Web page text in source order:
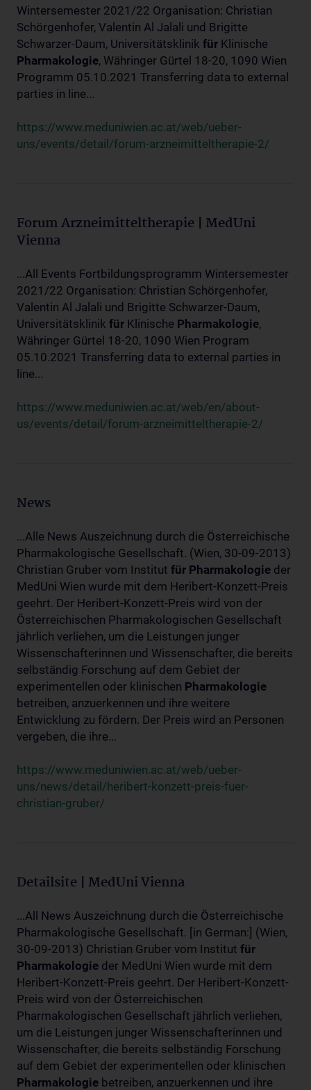
Wintersemester 2021/22 Organisation: Christian
Schörgenhofer, Valentin Al Jalali und Brigitte
Schwarzer-Daum, Universitätsklinik für Klinische
Pharmakologie, Währinger Gürtel 18-20, 1090 Wien
Programm 05.10.2021 Transferring data to external
parties in line...
https://www.meduniwien.ac.at/web/ueber-
uns/events/detail/forum-arzneimitteltherapie-2/
Forum Arzneimitteltherapie | MedUni
Vienna
...All Events Fortbildungsprogramm Wintersemester
2021/22 Organisation: Christian Schörgenhofer,
Valentin Al Jalali und Brigitte Schwarzer-Daum,
Universitätsklinik für Klinische Pharmakologie,
Währinger Gürtel 18-20, 1090 Wien Program
05.10.2021 Transferring data to external parties in
line...
https://www.meduniwien.ac.at/web/en/about-
us/events/detail/forum-arzneimitteltherapie-2/
News
...Alle News Auszeichnung durch die Österreichische
Pharmakologische Gesellschaft. (Wien, 30-09-2013)
Christian Gruber vom Institut für Pharmakologie der
MedUni Wien wurde mit dem Heribert-Konzett-Preis
geehrt. Der Heribert-Konzett-Preis wird von der
Österreichischen Pharmakologischen Gesellschaft
jährlich verliehen, um die Leistungen junger
Wissenschafterinnen und Wissenschafter, die bereits
selbständig Forschung auf dem Gebiet der
experimentellen oder klinischen Pharmakologie
betreiben, anzuerkennen und ihre weitere
Entwicklung zu fördern. Der Preis wird an Personen
vergeben, die ihre...
https://www.meduniwien.ac.at/web/ueber-
uns/news/detail/heribert-konzett-preis-fuer-
christian-gruber/
Detailsite | MedUni Vienna
...All News Auszeichnung durch die Österreichische
Pharmakologische Gesellschaft. [in German:] (Wien,
30-09-2013) Christian Gruber vom Institut für
Pharmakologie der MedUni Wien wurde mit dem
Heribert-Konzett-Preis geehrt. Der Heribert-Konzett-
Preis wird von der Österreichischen
Pharmakologischen Gesellschaft jährlich verliehen,
um die Leistungen junger Wissenschafterinnen und
Wissenschafter, die bereits selbständig Forschung
auf dem Gebiet der experimentellen oder klinischen
Pharmakologie betreiben, anzuerkennen und ihre